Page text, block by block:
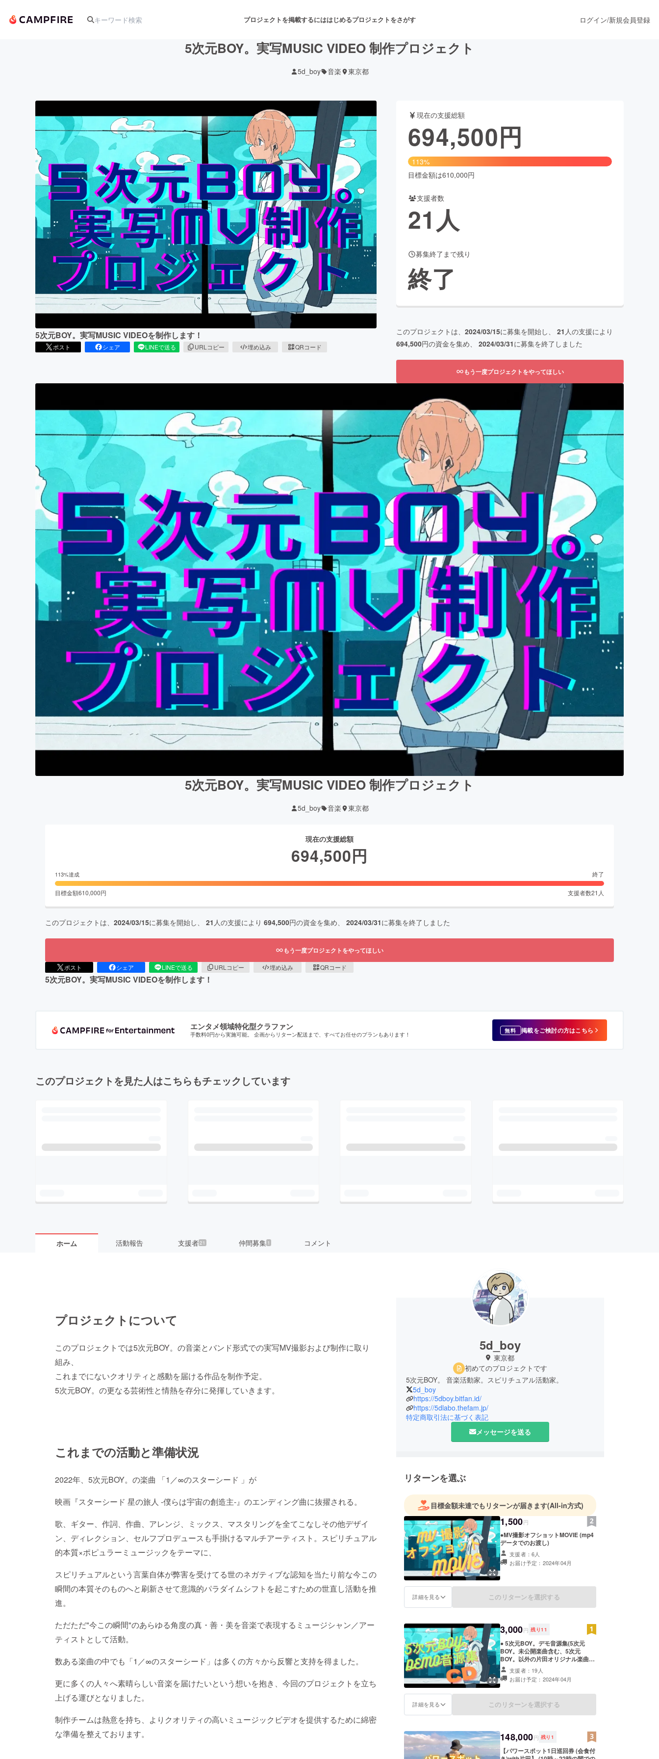
プロジェクトを掲載するにははじめるプロジェクトをさがす
アート・写真 舞台・パフォーマンス
テクノロジー・ガジェット ゲーム・サービス開発 フード・飲食店 ファッション
映像・映画 書籍・雑誌出版 アニメ・漫画
ビジネス・起業 チャレンジ ビューティー・ヘルスケア
まちづくり・地域活性化
CAMPFIRE for Social GoodCAMPFIRE Creation
CAMPFIREふるさと納税machi-ya
ログイン/新規会員登録
5次元BOY。実写MUSIC VIDEO 制作プロジェクト
5d_boy 音楽 東京都
5次元BOY。実写MUSIC VIDEOを制作します！
ポスト シェア LINEで送る URLコピー 埋め込み QRコード
現在の支援総額
694,500円
113%
目標金額は610,000円
支援者数
21 人
募集終了まで残り
終了
このプロジェクトは、 2024/03/15に募集を開始し、 21 人の支援により
694,500円の資金を集め、 2024/03/31に募集を終了しました
もう一度プロジェクトをやってほしい
5次元BOY。実写MUSIC VIDEO 制作プロジェクト
5d_boy 音楽 東京都
現在の支援総額
694,500円
113%達成 終了
目標金額610,000円 支援者数21 人
このプロジェクトは、 2024/03/15に募集を開始し、 21 人の支援により 694,500円の資金を集め、 2024/03/31に募集を終了しました
もう一度プロジェクトをやってほしい
ポスト シェア LINEで送る URLコピー 埋め込み QRコード
5次元BOY。実写MUSIC VIDEOを制作します！
エンタメ領域特化型クラファン
手数料0円から実施可能。 企画からリターン配送まで、すべてお任せのプランもあります！ 無料 掲載をご検討の方はこちら
このプロジェクトを見た人はこちらもチェックしています
ホーム 活動報告 支援者21 仲間募集 1 コメント
プロジェクトについて
このプロジェクトでは5次元BOY。の音楽とバンド形式での実写MV撮影および制作に取り
組み、
これまでにないクオリティと感動を届ける作品を制作予定。
5次元BOY。の更なる芸術性と情熱を存分に発揮していきます。
これまでの活動と準備状況
2022年、5次元BOY。の楽曲 「1／∞のスターシード 」が
映画『スターシード 星の旅人 -僕らは宇宙の創造主-』のエンディング曲に抜擢される。
歌、ギター、作詞、作曲、アレンジ、ミックス、マスタリングを全てこなしその他デザイ
ン、ディレクション、セルフプロデュースも手掛けるマルチアーティスト。スピリチュアル
的本質×ポピュラーミュージックをテーマに、
スピリチュアルという言葉自体が弊害を受けてる世のネガティブな認知を当たり前な今この
瞬間の本質そのものへと刷新させて意識的パラダイムシフトを起こすための世直し活動を推
進。
ただただ"今この瞬間"のあらゆる角度の真・善・美を音楽で表現するミュージシャン／アー
ティストとして活動。
数ある楽曲の中でも「1／∞のスターシード」は多くの方々から反響と支持を得ました。
更に多くの人々へ素晴らしい音楽を届けたいという想いを抱き、今回のプロジェクトを立ち
上げる運びとなりました。
制作チームは熱意を持ち、よりクオリティの高いミュージックビデオを提供するために綿密
な準備を整えております。
5d_boy
東京都
初めてのプロジェクトです
5次元BOY。 音楽活動家。スピリチュアル活動家。
5d_boy
https://5dboy.bitfan.id/
https://5dlabo.thefam.jp/
特定商取引法に基づく表記
メッセージを送る
リターンを選ぶ
目標金額未達でもリターンが届きます(All-in方式)
1,500円
●MV撮影オフショットMOVIE (mp4
データでのお渡し)
支援者：6人
お届け予定：2024年04月
詳細を見る このリターンを選択する
3,000円 残り11
● 5次元BOY。デモ音源集(5次元
BOY。未公開楽曲含む、5次元
BOY。以外の片田オリジナル楽曲含
む)(デモCDを郵送)
支援者：19人
お届け予定：2024年04月
詳細を見る このリターンを選択する
148,000円 残り1
【パワースポット1日巡回券 (会食付